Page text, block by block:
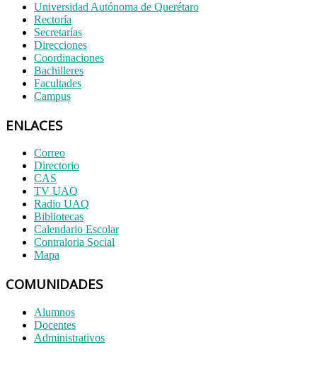
Universidad Autónoma de Querétaro
Rectoría
Secretarías
Direcciones
Coordinaciones
Bachilleres
Facultades
Campus
ENLACES
Correo
Directorio
CAS
TV UAQ
Radio UAQ
Bibliotecas
Calendario Escolar
Contraloria Social
Mapa
COMUNIDADES
Alumnos
Docentes
Administrativos